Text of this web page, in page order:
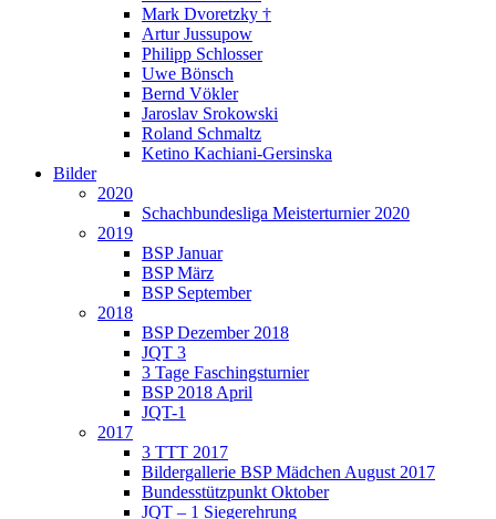
Mark Dvoretzky †
Artur Jussupow
Philipp Schlosser
Uwe Bönsch
Bernd Vökler
Jaroslav Srokowski
Roland Schmaltz
Ketino Kachiani-Gersinska
Bilder
2020
Schachbundesliga Meisterturnier 2020
2019
BSP Januar
BSP März
BSP September
2018
BSP Dezember 2018
JQT 3
3 Tage Faschingsturnier
BSP 2018 April
JQT-1
2017
3 TTT 2017
Bildergallerie BSP Mädchen August 2017
Bundesstützpunkt Oktober
JQT – 1 Siegerehrung